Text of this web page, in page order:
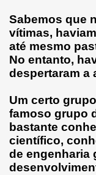
Sabemos que
vítimas,
até mesmo
No entanto,
despertaram a
Um certo
famoso grupo
bastante
científico,
de engenharia